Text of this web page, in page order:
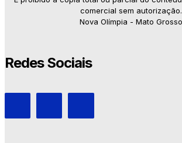
comercial sem autorização.
Nova Olímpia - Mato Grosso
Redes Sociais